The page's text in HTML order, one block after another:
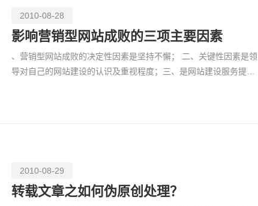
2010-08-28
影响营销型网站成败的三项主要因素
、营销型网站成败的决定性因素是坚持不懈； 二、关键性因素是领
导对自己的网站建设的认识及重视程度；三、是网站建设服务提供
2010-08-29
转载文章之如何伪原创处理？